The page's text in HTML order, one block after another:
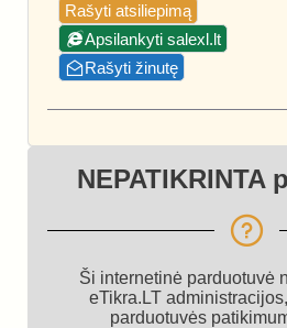
Rašyti atsiliepimą
Apsilankyti salexl.lt
Rašyti žinutę
NEPATIKRINTA
Ši internetinė parduotuvė
eTikra.LT
parduotuvės